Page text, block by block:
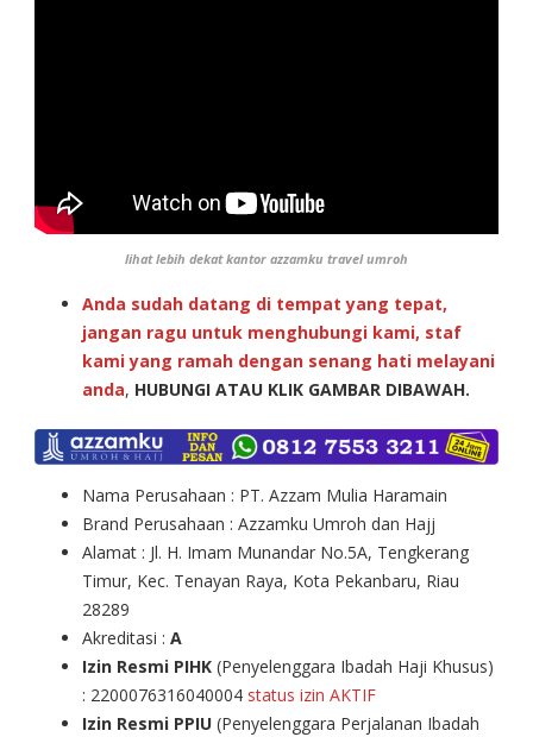
lihat lebih dekat kantor azzamku travel umroh
Anda sudah datang di tempat yang tepat,
jangan ragu untuk menghubungi kami, staf
kami yang ramah dengan senang hati melayani
anda, HUBUNGI ATAU KLIK GAMBAR DIBAWAH.
Nama Perusahaan : PT. Azzam Mulia Haramain
Brand Perusahaan : Azzamku Umroh dan Hajj
Alamat : Jl. H. Imam Munandar No.5A, Tengkerang
Timur, Kec. Tenayan Raya, Kota Pekanbaru, Riau
28289
Akreditasi : A
Izin Resmi PIHK (Penyelenggara Ibadah Haji Khusus)
: 2200076316040004 status izin AKTIF
Izin Resmi PPIU (Penyelenggara Perjalanan Ibadah